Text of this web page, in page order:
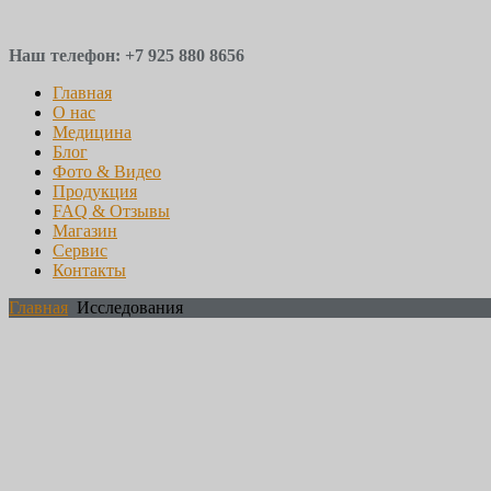
Наш телефон: +7 925 880 8656
Главная
О нас
Медицина
Блог
Фото & Видео
Продукция
FAQ & Отзывы
Магазин
Сервис
Контакты
Главная Исследования